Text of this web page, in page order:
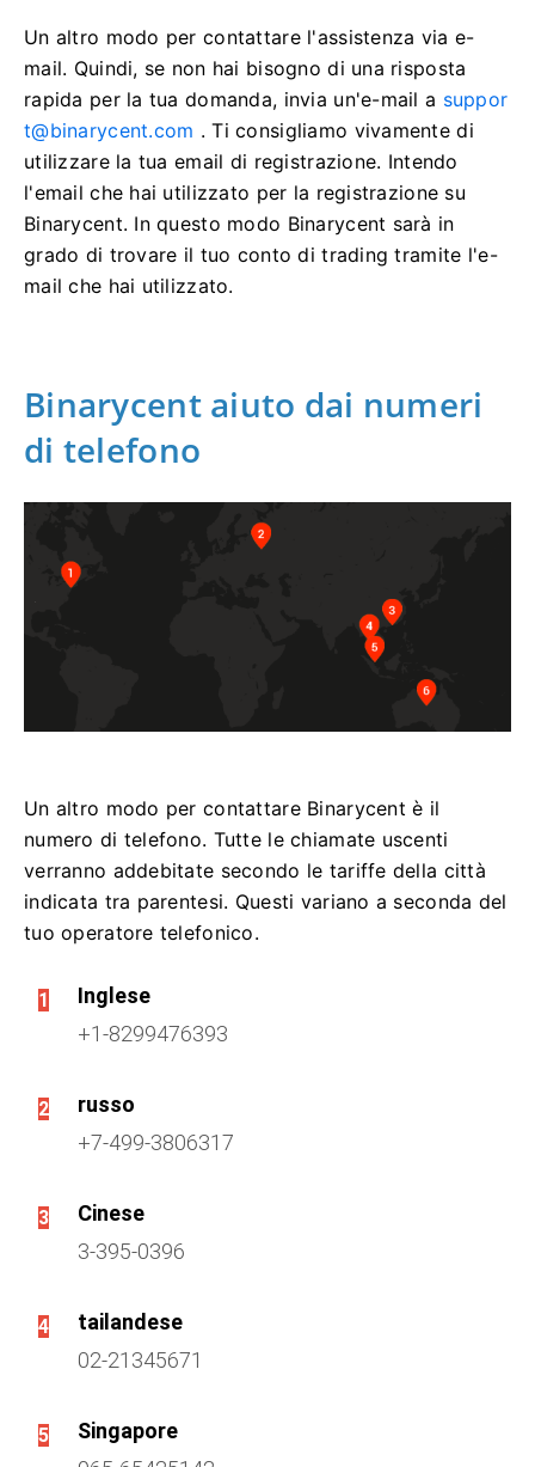
Un altro modo per contattare l'assistenza via e-
mail. Quindi, se non hai bisogno di una risposta
rapida per la tua domanda, invia un'e-mail a suppor
t@binarycent.com .Ti consigliamo vivamente di
utilizzare la tua email di registrazione. Intendo
l'email che hai utilizzato per la registrazione su
Binarycent. In questo modo Binarycent sarà in
grado di trovare il tuo conto di trading tramite l'e-
mail che hai utilizzato.
Binarycent aiuto dai numeri
di telefono
Un altro modo per contattare Binarycent è il
numero di telefono. Tutte le chiamate uscenti
verranno addebitate secondo le tariffe della città
indicata tra parentesi. Questi variano a seconda del
tuo operatore telefonico.
1
Inglese
+1-8299476393
2
russo
+7-499-3806317
3
Cinese
3-395-0396
4
tailandese
02-21345671
5
Singapore